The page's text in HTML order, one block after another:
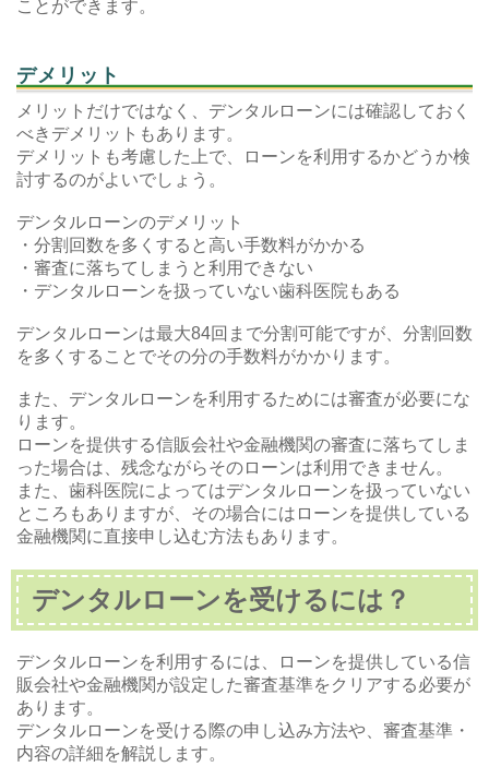
ことができます。
デメリット
メリットだけではなく、デンタルローンには確認しておく
べきデメリットもあります。
デメリットも考慮した上で、ローンを利用するかどうか検
討するのがよいでしょう。
デンタルローンのデメリット
・分割回数を多くすると高い手数料がかかる
・審査に落ちてしまうと利用できない
・デンタルローンを扱っていない歯科医院もある
デンタルローンは最大84回まで分割可能ですが、分割回数
を多くすることでその分の手数料がかかります。
また、デンタルローンを利用するためには審査が必要にな
ります。
ローンを提供する信販会社や金融機関の審査に落ちてしま
った場合は、残念ながらそのローンは利用できません。
また、歯科医院によってはデンタルローンを扱っていない
ところもありますが、その場合にはローンを提供している
金融機関に直接申し込む方法もあります。
デンタルローンを受けるには？
デンタルローンを利用するには、ローンを提供している信
販会社や金融機関が設定した審査基準をクリアする必要が
あります。
デンタルローンを受ける際の申し込み方法や、審査基準・
内容の詳細を解説します。